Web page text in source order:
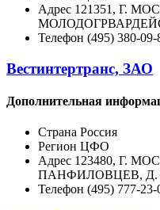
Адрес 121351, Г.
Телефон (495) 380-09-
Вестинтертранс, ЗАО
Дополнительная
Страна Россия
Регион ЦФО
Адрес 123480, Г.
ПАНФИЛОВЦЕВ, Д.
Телефон (495) 777-23-